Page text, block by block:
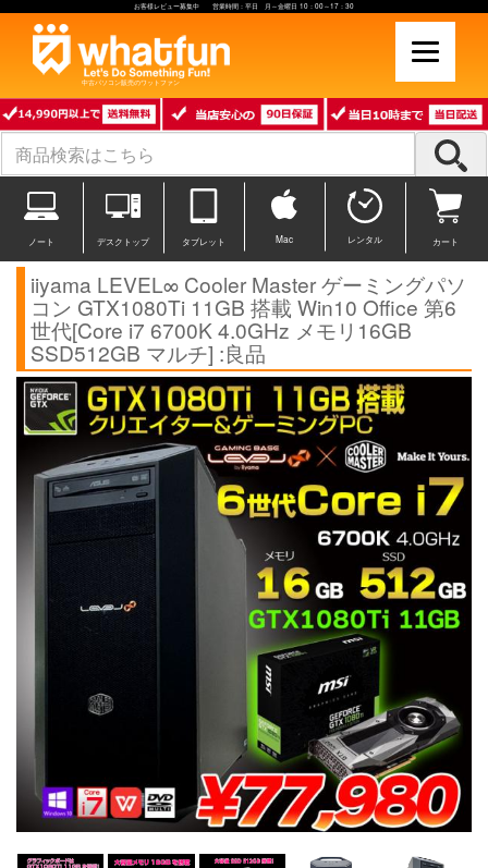
お客様レビュー募集中 営業時間：平日 月～金曜日 10：00～17：30
中古パソコン販売のワットファン
ノート デスクトップ タブレット Mac レンタル カート
iiyama LEVEL∞ Cooler Master ゲーミングパソ
コン GTX1080Ti 11GB 搭載 Win10 Office 第6
世代[Core i7 6700K 4.0GHz メモリ16GB
SSD512GB マルチ] :良品